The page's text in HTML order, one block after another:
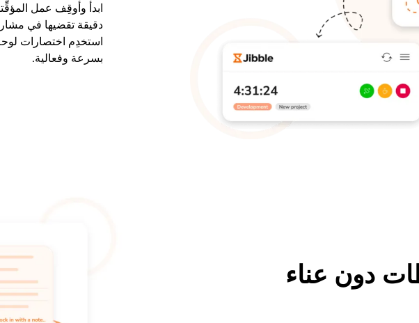
ابدأ وأوقِف عمل
دقيقة تقضيها في
استخدِم اختصارات
بسرعة وفعالية.
دون عناء